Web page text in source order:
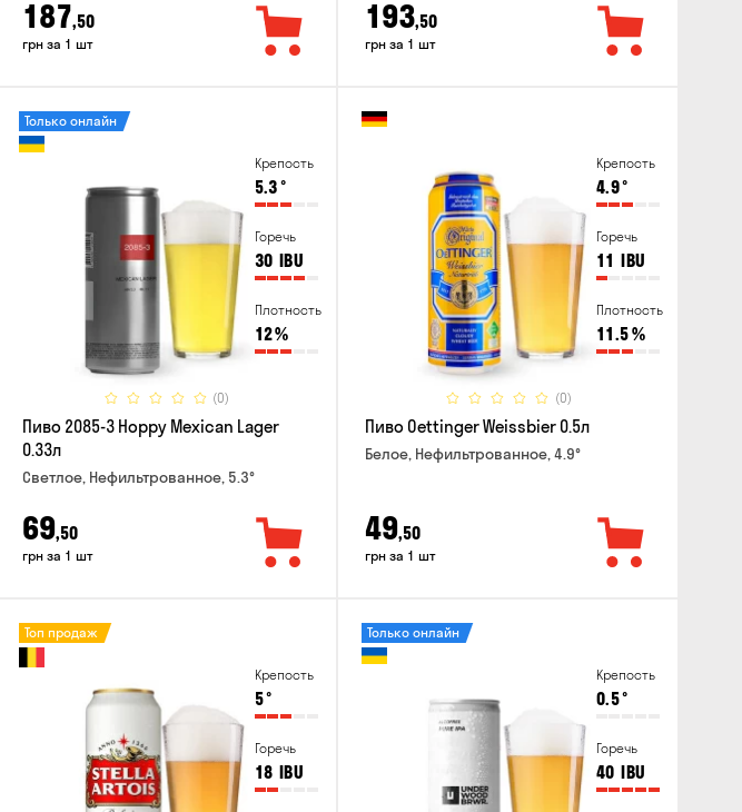
187,50
грн за 1 шт
193,50
грн за 1 шт
Крепость
5.3°
Горечь
30 IBU
Плотность
12%
(0)
Только онлайн
Пиво 2085-3 Hoppy Mexican Lager
0.33л
Светлое, Нефильтрованное, 5.3°
69,50
грн за 1 шт
Крепость
4.9°
Горечь
11 IBU
Плотность
11.5%
(0)
Пиво Oettinger Weissbier 0.5л
Белое, Нефильтрованное, 4.9°
49,50
грн за 1 шт
Крепость
5°
Горечь
18 IBU
Топ продаж
Крепость
0.5°
Горечь
40 IBU
Только онлайн